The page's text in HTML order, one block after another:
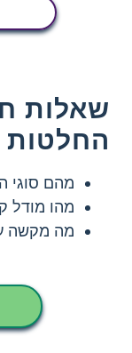
שאלות
החלטות
מהם סוגי
מהו מודל
מה מקשה